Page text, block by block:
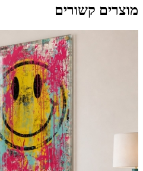
מוצרים קשורים